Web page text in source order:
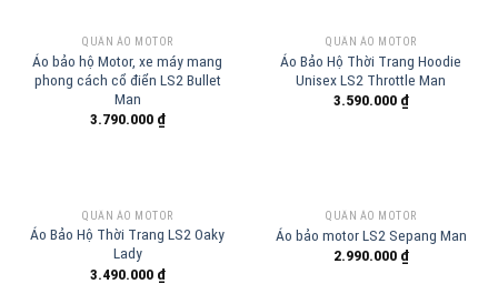
QUẦN ÁO MOTOR
Áo bảo hộ Motor, xe máy mang
phong cách cổ điển LS2 Bullet
Man
3.790.000 ₫
QUẦN ÁO MOTOR
Áo Bảo Hộ Thời Trang Hoodie
Unisex LS2 Throttle Man
3.590.000 ₫
QUẦN ÁO MOTOR
Áo Bảo Hộ Thời Trang LS2 Oaky
Lady
3.490.000 ₫
QUẦN ÁO MOTOR
Áo bảo motor LS2 Sepang Man
2.990.000 ₫